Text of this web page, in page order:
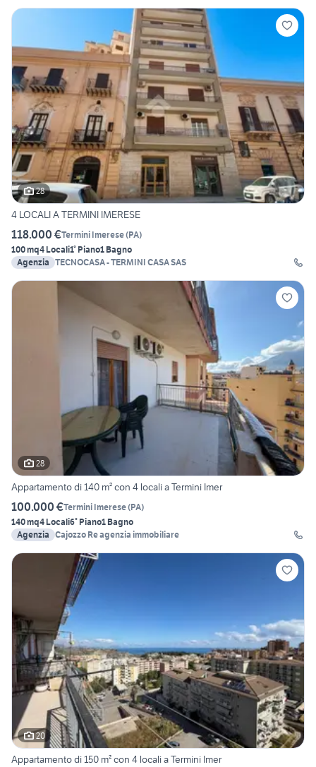
28
4 LOCALI A TERMINI IMERESE
118.000 €Termini Imerese(PA)
100 mq4 Locali1° Piano1 Bagno
Agenzia TECNOCASA - TERMINI CASA SAS
28
Appartamento di 140 m² con 4 locali a Termini Imer
100.000 €Termini Imerese(PA)
140 mq4 Locali6° Piano1 Bagno
Agenzia Cajozzo Re agenzia immobiliare
20
Appartamento di 150 m² con 4 locali a Termini Imer